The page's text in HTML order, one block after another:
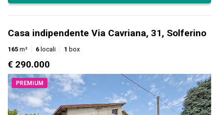
Casa indipendente Via Cavriana, 31, Solferino
165 m² 6 locali 1 box
€ 290.000
PREMIUM